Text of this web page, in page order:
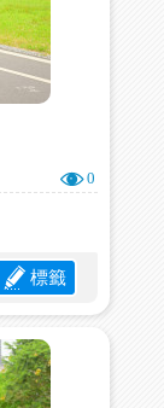
0
標籤